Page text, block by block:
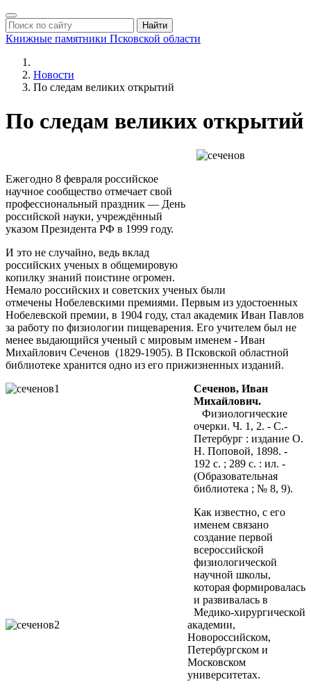
Найти
Книжные памятники Псковской области
Новости
По следам великих открытий
По следам великих открытий
Ежегодно 8 февраля российское
научное сообщество отмечает свой
профессиональный праздник — День
российской науки, учреждённый
указом Президента РФ в 1999 году.
И это не случайно, ведь вклад
российских ученых в общемировую
копилку знаний поистине огромен.
Немало российских и советских ученых были
отмечены Нобелевскими премиями. Первым из удостоенных
Нобелевской премии, в 1904 году, стал академик Иван Павлов
за работу по физиологии пищеварения. Его учителем был не
менее выдающийся ученый с мировым именем - Иван
Михайлович Сеченов (1829-1905). В Псковской областной
библиотеке хранится одно из его прижизненных изданий.
Сеченов, Иван
Михайлович.
Физиологические
очерки. Ч. 1, 2. - С.-
Петербург : издание О.
Н. Поповой, 1898. -
192 с. ; 289 с. : ил. -
(Образовательная
библиотека ; № 8, 9).
Как известно, с его
именем связано
создание первой
всероссийской
физиологической
научной школы,
которая формировалась
и развивалась в
Медико-хирургической
академии,
Новороссийском,
Петербургском и
Московском
университетах.